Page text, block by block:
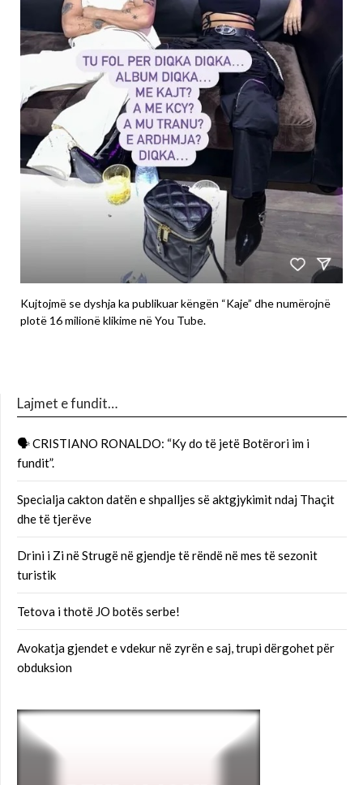
Kujtojmë se dyshja ka publikuar këngën “Kaje” dhe numërojnë
plotë 16 milionë klikime në You Tube.
Lajmet e fundit…
🗣 CRISTIANO RONALDO: “Ky do të jetë Botërori im i
fundit”.
Specialja cakton datën e shpalljes së aktgjykimit ndaj Thaçit
dhe të tjerëve
Drini i Zi në Strugë në gjendje të rëndë në mes të sezonit
turistik
Tetova i thotë JO botës serbe!
Avokatja gjendet e vdekur në zyrën e saj, trupi dërgohet për
obduksion